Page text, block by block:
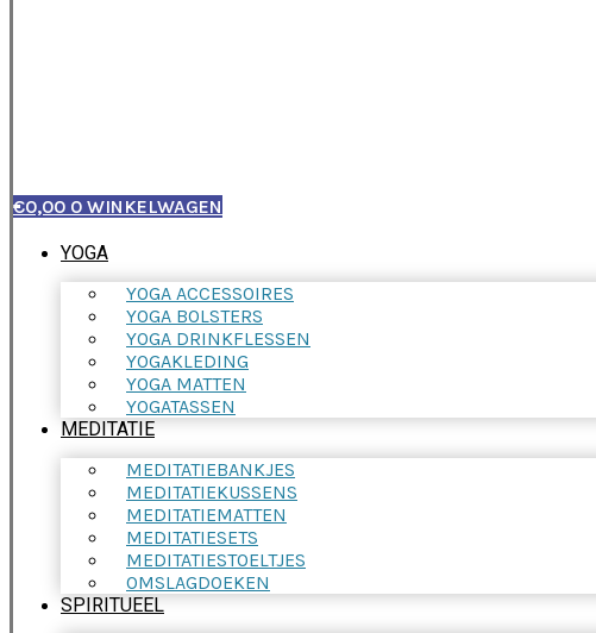
€0,00 0 WINKELWAGEN
YOGA
YOGA ACCESSOIRES
YOGA BOLSTERS
YOGA DRINKFLESSEN
YOGAKLEDING
YOGA MATTEN
YOGATASSEN
MEDITATIE
MEDITATIEBANKJES
MEDITATIEKUSSENS
MEDITATIEMATTEN
MEDITATIESETS
MEDITATIESTOELTJES
OMSLAGDOEKEN
SPIRITUEEL